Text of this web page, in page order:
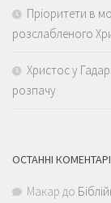
Пріоритети в
розслабленого
Христос у
розпачу
ОСТАННІ КОМЕНТАРІ
Макар до